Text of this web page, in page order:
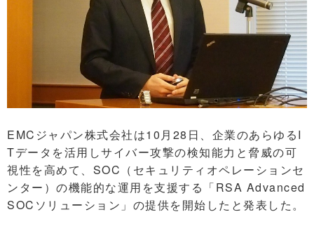
EMCジャパン株式会社は10月28日、企業のあらゆるI
Tデータを活用しサイバー攻撃の検知能力と脅威の可
視性を高めて、SOC（セキュリティオペレーションセ
ンター）の機能的な運用を支援する「RSA Advanced
SOCソリューション」の提供を開始したと発表した。